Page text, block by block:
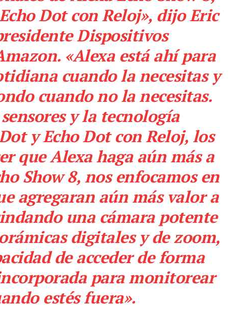
Dot con Reloj», dijo Eric
Dispositivos
«Alexa está ahí para
cuando la necesitas y
cuando no la necesitas.
y la tecnología
y Echo Dot con Reloj, los
que Alexa haga aún más a
Show 8, nos enfocamos en
agregaran aún más valor a
una cámara potente
digitales y de zoom,
de acceder de forma
para monitorear
estés fuera».